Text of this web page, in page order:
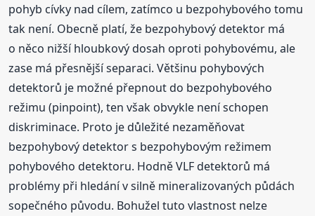
pohyb cívky nad cílem, zatímco u bezpohybového tomu
tak není. Obecně platí, že bezpohybový detektor má
o něco nižší hloubkový dosah oproti pohybovému, ale
zase má přesnější separaci. Většinu pohybových
detektorů je možné přepnout do bezpohybového
režimu (pinpoint), ten však obvykle není schopen
diskriminace. Proto je důležité nezaměňovat
bezpohybový detektor s bezpohybovým režimem
pohybového detektoru. Hodně VLF detektorů má
problémy při hledání v silně mineralizovaných půdách
sopečného původu. Bohužel tuto vlastnost nelze